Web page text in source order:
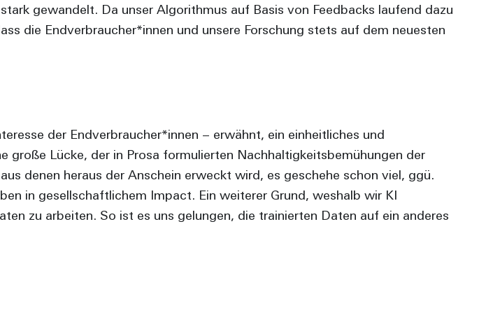
gewandelt. Da unser Algorithmus auf Basis von Feedbacks laufend dazu
die Endverbraucher*innen und unsere Forschung stets auf dem neuesten
der Endverbraucher*innen – erwähnt, ein einheitliches und
große Lücke, der in Prosa formulierten Nachhaltigkeitsbemühungen der
denen heraus der Anschein erweckt wird, es geschehe schon viel, ggü.
in gesellschaftlichem Impact. Ein weiterer Grund, weshalb wir KI
zu arbeiten. So ist es uns gelungen, die trainierten Daten auf ein anderes